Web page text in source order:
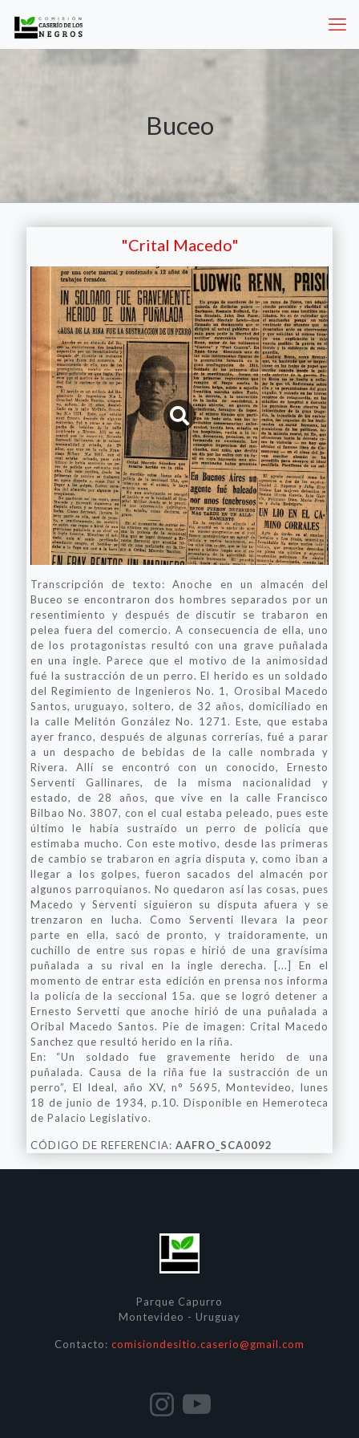
Buceo
"Crital Macedo"
Transcripción de texto: Anoche en un almacén del
Buceo se encontraron dos hombres separados por un
resentimiento y después de discutir se trabaron en
pelea fuera del comercio. A consecuencia de ella, uno
de los protagonistas resultó con una grave puñalada
en una ingle. Parece que el motivo de la animosidad
fué la sustracción de un perro. El herido es un soldado
del Regimiento de Ingenieros No. 1, Orosibal Macedo
Santos, uruguayo, soltero, de 32 años, domiciliado en
la calle Melitón González No. 1271. Este, que estaba
ayer franco, después de algunas correrías, fué a parar
a un despacho de bebidas de la calle nombrada y
Rivera. Allí se encontró con un conocido, Ernesto
Serventi Gallinares, de la misma nacionalidad y
estado, de 28 años, que vive en la calle Francisco
Bilbao No. 3807, con el cual estaba peleado, pues este
último le había sustraído un perro de policía que
estimaba mucho. Con este motivo, desde las primeras
de cambio se trabaron en agria disputa y, como iban a
llegar a los golpes, fueron sacados del almacén por
algunos parroquianos. No quedaron así las cosas, pues
Macedo y Serventi siguieron su disputa afuera y se
trenzaron en lucha. Como Serventi llevara la peor
parte en ella, sacó de pronto, y traidoramente, un
cuchillo de entre sus ropas e hirió de una gravísima
puñalada a su rival en la ingle derecha. [...] En el
momento de entrar esta edición en prensa nos informa
la policía de la seccional 15a. que se logró detener a
Ernesto Servetti que anoche hirió de una puñalada a
Oribal Macedo Santos. Pie de imagen: Crital Macedo
Sanchez que resultó herido en la riña.
En: “Un soldado fue gravemente herido de una
puñalada. Causa de la riña fue la sustracción de un
perro”, El Ideal, año XV, n° 5695, Montevideo, lunes
18 de junio de 1934, p.10. Disponible en Hemeroteca
de Palacio Legislativo.
CÓDIGO DE REFERENCIA: AAFRO_SCA0092
Parque Capurro
Montevideo - Uruguay
Contacto: comisiondesitio.caserio@gmail.com